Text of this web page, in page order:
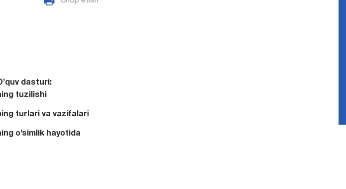
dasturi:
tuzilishi
turlari va vazifalari
o’simlik hayotida